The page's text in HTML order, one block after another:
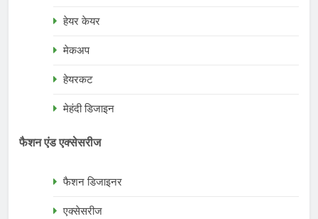
हेयर केयर
मेकअप
हेयरकट
मेहंदी डिजाइन
फैशन एंड एक्सेसरीज
फैशन डिजाइनर
एक्सेसरीज